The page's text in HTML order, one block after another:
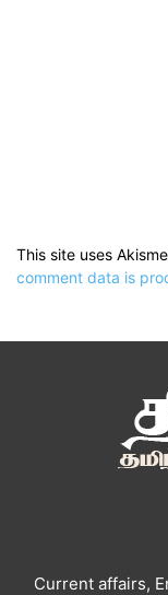
This site uses
comment data is
Current affairs,